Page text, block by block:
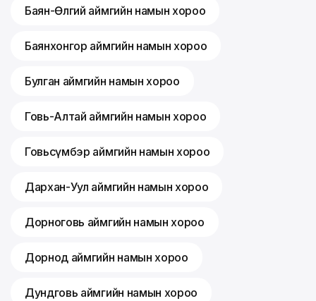
Баян-Өлгий аймгийн намын хороо
Баянхонгор аймгийн намын хороо
Булган аймгийн намын хороо
Говь-Алтай аймгийн намын хороо
Говьсүмбэр аймгийн намын хороо
Дархан-Уул аймгийн намын хороо
Дорноговь аймгийн намын хороо
Дорнод аймгийн намын хороо
Дундговь аймгийн намын хороо